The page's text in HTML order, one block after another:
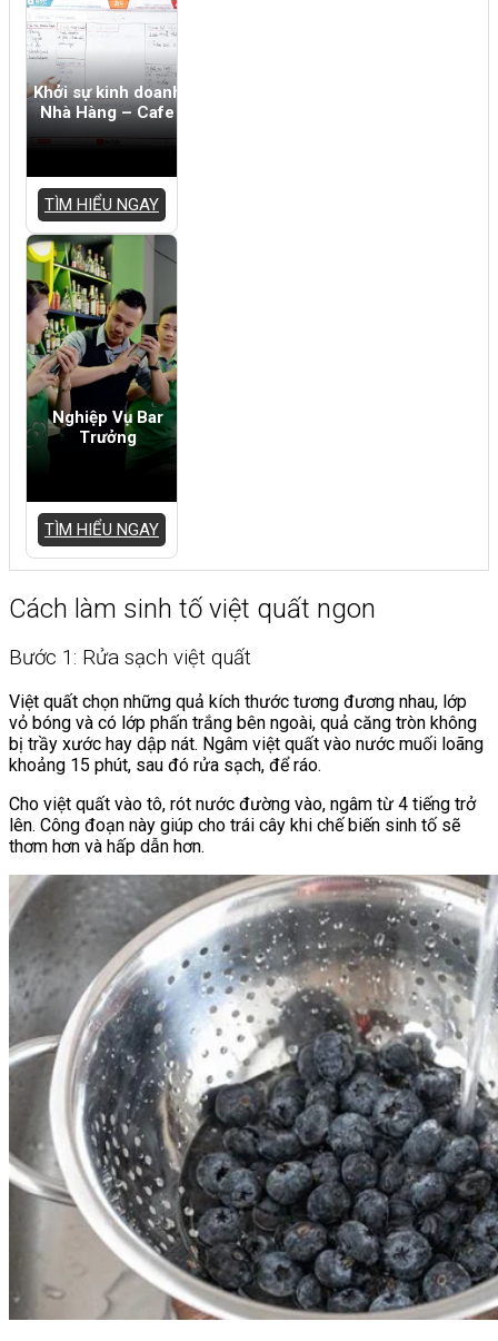
Khởi sự kinh doanh
Nhà Hàng – Cafe
TÌM HIỂU NGAY
Nghiệp Vụ Bar
Trưởng
TÌM HIỂU NGAY
Cách làm sinh tố việt quất ngon
Bước 1: Rửa sạch việt quất
Việt quất chọn những quả kích thước tương đương nhau, lớp
vỏ bóng và có lớp phấn trắng bên ngoài, quả căng tròn không
bị trầy xước hay dập nát. Ngâm việt quất vào nước muối loãng
khoảng 15 phút, sau đó rửa sạch, để ráo.
Cho việt quất vào tô, rót nước đường vào, ngâm từ 4 tiếng trở
lên. Công đoạn này giúp cho trái cây khi chế biến sinh tố sẽ
thơm hơn và hấp dẫn hơn.